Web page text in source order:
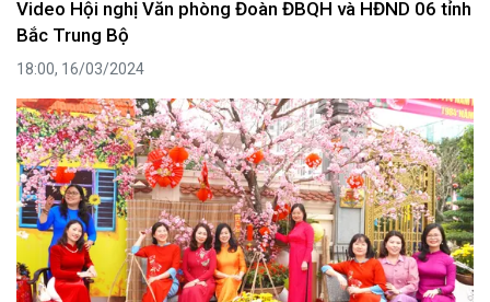
Video Hội nghị Văn phòng Đoàn ĐBQH và HĐND 06 tỉnh
Bắc Trung Bộ
18:00, 16/03/2024